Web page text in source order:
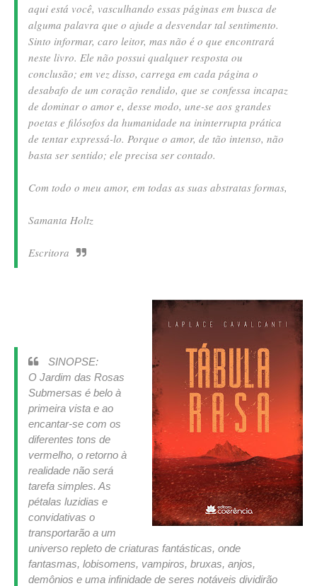
aqui está você, vasculhando essas páginas em busca de
alguma palavra que o ajude a desvendar tal sentimento.
Sinto informar, caro leitor, mas não é o que encontrará
neste livro. Ele não possui qualquer resposta ou
conclusão; em vez disso, carrega em cada página o
desabafo de um coração rendido, que se confessa incapaz
de dominar o amor e, desse modo, une-se aos grandes
poetas e filósofos da humanidade na ininterrupta prática
de tentar expressá-lo. Porque o amor, de tão intenso, não
basta ser sentido; ele precisa ser contado.
Com todo o meu amor, em todas as suas abstratas formas,
Samanta Holtz
Escritora
SINOPSE:
O Jardim das Rosas
Submersas é belo à
primeira vista e ao
encantar-se com os
diferentes tons de
vermelho, o retorno à
realidade não será
tarefa simples. As
pétalas luzidias e
convidativas o
transportarão a um
universo repleto de criaturas fantásticas, onde
fantasmas, lobisomens, vampiros, bruxas, anjos,
demônios e uma infinidade de seres notáveis dividirão